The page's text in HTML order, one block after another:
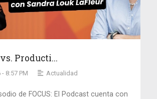
Producti...
8:57 PM Actualidad
de FOCUS: El Podcast cuenta con